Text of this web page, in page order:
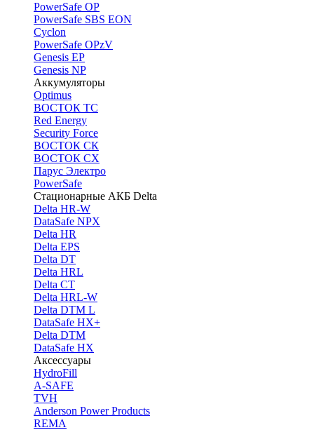
PowerSafe OP
PоwerSafe SBS EON
Cyclon
PowerSafe OPzV
Genesis EP
Genesis NP
Аккумуляторы
Optimus
ВОСТОК ТС
Red Energy
Security Force
ВОСТОК СК
ВОСТОК СХ
Парус Электро
PowerSafe
Стационарные АКБ Delta
Delta HR-W
DataSafe NPX
Delta HR
Delta EPS
Delta DT
Delta HRL
Delta CT
Delta HRL-W
Delta DTM L
DataSafe HX+
Delta DTM
DataSafe HX
Аксессуары
HydroFill
A-SAFE
TVH
Anderson Power Products
REMA